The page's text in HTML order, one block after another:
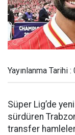
Yayınlanma Tarihi
Süper Lig’de
sürdüren
transfer